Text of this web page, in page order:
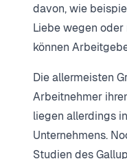
davon, wie
Liebe wegen
können
Die allermeisten
Arbeitnehmer
liegen allerdings
Unternehmens.
Studien des